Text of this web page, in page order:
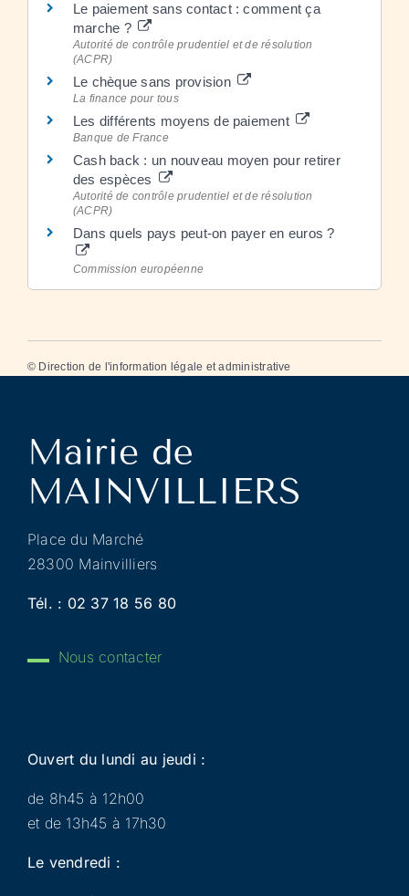
Le paiement sans contact : comment ça
marche ?
Autorité de contrôle prudentiel et de résolution
(ACPR)
Le chèque sans provision
La finance pour tous
Les différents moyens de paiement
Banque de France
Cash back : un nouveau moyen pour retirer
des espèces
Autorité de contrôle prudentiel et de résolution
(ACPR)
Dans quels pays peut-on payer en euros ?
Commission européenne
© Direction de l'information légale et administrative
Place du Marché
28300 Mainvilliers
Tél. : 02 37 18 56 80
Nous contacter
Ouvert du lundi au jeudi :
de 8h45 à 12h00
et de 13h45 à 17h30
Le vendredi :